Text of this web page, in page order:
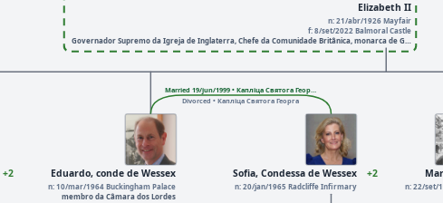
Married 19/jun/1999 • Капліца Святога Геор…
Divorced • Капліца Святога Георга
Eduardo, conde de Wessex
n: 10/mar/1964 Buckingham Palace
membro da Câmara dos Lordes
n: 22/set/
Sofia, Condessa de Wessex
n: 20/jan/1965 Radcliffe Infirmary
+2
Elizabeth II
n: 21/abr/1926 Mayfair
f: 8/set/2022 Balmoral Castle
Governador Supremo da Igreja de Inglaterra, Chefe da Comunidade Britânica, monarca de G…
+2